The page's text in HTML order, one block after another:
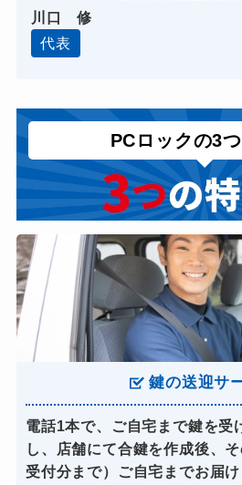
川口 修
代表
PCロックの3
鍵の送迎サ
電話1本で、ご自宅まで鍵を受
し、店舗にて合鍵を作成後、
受付分まで）ご自宅までお届け